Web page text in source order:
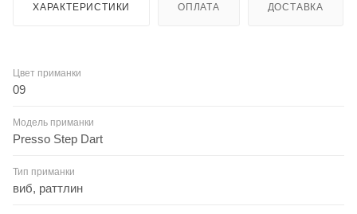
ХАРАКТЕРИСТИКИ ОПЛАТА ДОСТАВКА
Цвет приманки
09
Модель приманки
Presso Step Dart
Тип приманки
виб, раттлин